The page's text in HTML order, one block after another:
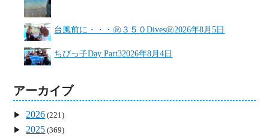
台風前に・・・㊗３５０Dives㊗2026年8月5日
ちびっ子Day Part32026年8月4日
アーカイブ
2026 (221)
2025 (369)